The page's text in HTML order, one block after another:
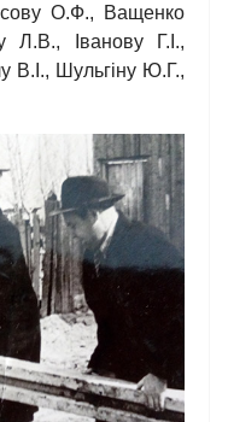
О.Ф., Ващенко
Л.В., Іванову Г.І.,
В.І., Шульгіну Ю.Г.,